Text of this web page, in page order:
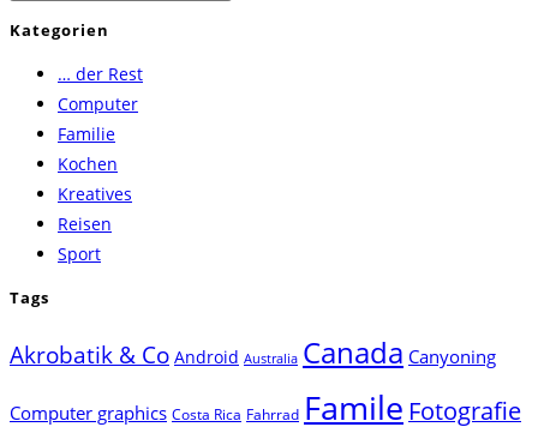
Kategorien
… der Rest
Computer
Familie
Kochen
Kreatives
Reisen
Sport
Tags
Akrobatik & Co Android Australia Canada Canyoning
Computer graphics Costa Rica Fahrrad Famile Fotografie